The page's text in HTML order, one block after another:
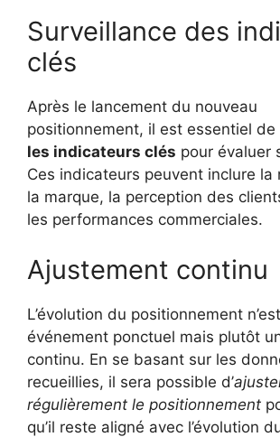
Surveillance des
clés
Après le lancement du nouveau
positionnement, il est essentiel de
les indicateurs clés pour évaluer
Ces indicateurs peuvent inclure la
la marque, la perception des
les performances commerciales.
Ajustement continu
L’évolution du positionnement
événement ponctuel mais plutôt
continu. En se basant sur les
recueillies, il sera possible d’
régulièrement le positionnement
qu’il reste aligné avec l’évolution